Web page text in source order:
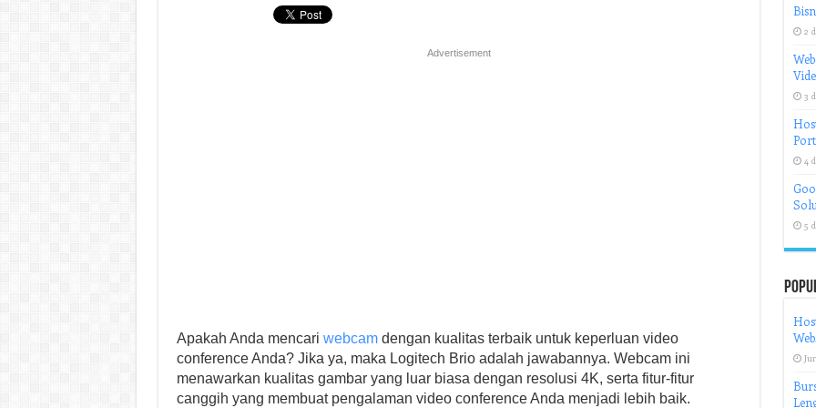
Advertisement
Apakah Anda mencari webcamdengan kualitas terbaik untuk keperluan video
conference Anda? Jika ya, maka Logitech Brio adalah jawabannya. Webcam ini
menawarkan kualitas gambar yang luar biasa dengan resolusi 4K, serta fitur-fitur
canggih yang membuat pengalaman video conference Anda menjadi lebih baik.
2
3
4
5